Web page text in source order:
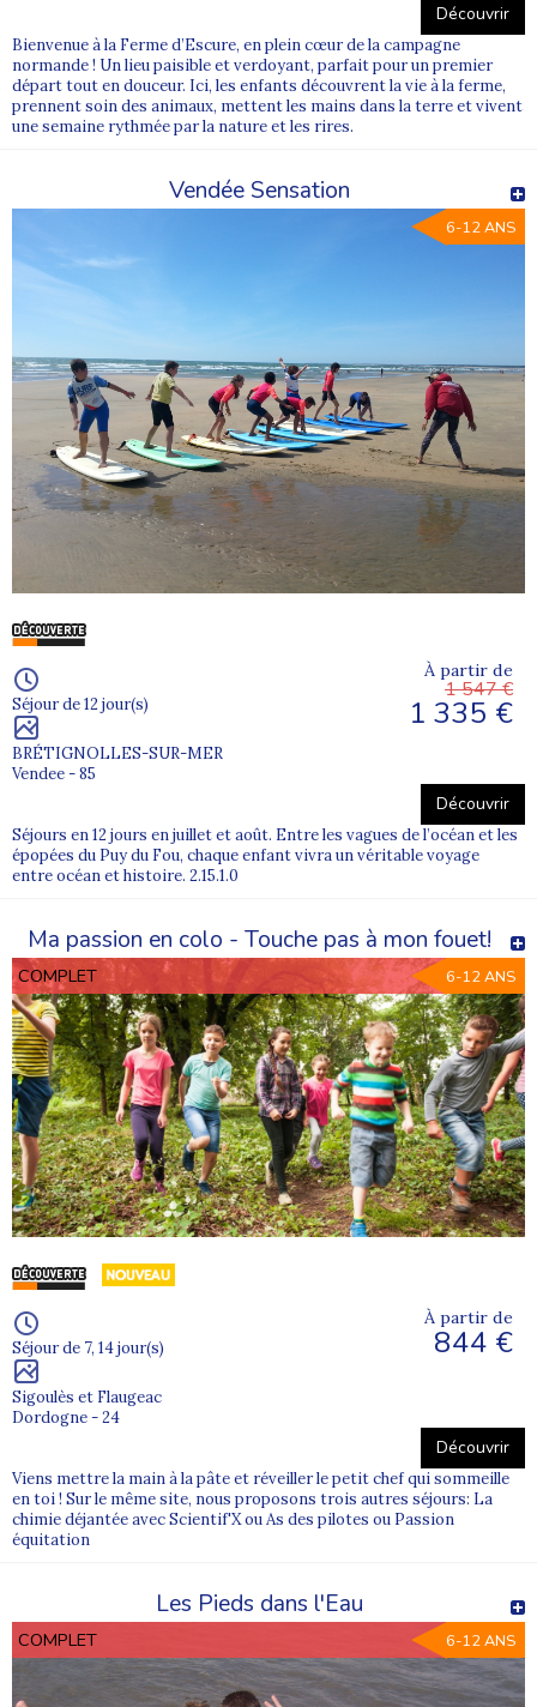
Découvrir
Bienvenue à la Ferme d’Escure, en plein cœur de la campagne
normande ! Un lieu paisible et verdoyant, parfait pour un premier
départ tout en douceur. Ici, les enfants découvrent la vie à la ferme,
prennent soin des animaux, mettent les mains dans la terre et vivent
une semaine rythmée par la nature et les rires.
Vendée Sensation
6-12 ANS
Séjour de 12 jour(s)
BRÉTIGNOLLES-SUR-MER
Vendee - 85
À partir de
1 547 €
1 335 €
Découvrir
Séjours en 12 jours en juillet et août. Entre les vagues de l’océan et les
épopées du Puy du Fou, chaque enfant vivra un véritable voyage
entre océan et histoire. 2.15.1.0
Ma passion en colo - Touche pas à mon fouet!
COMPLET 6-12 ANS
Séjour de 7, 14 jour(s)
Sigoulès et Flaugeac
Dordogne - 24
À partir de
844 €
Découvrir
Viens mettre la main à la pâte et réveiller le petit chef qui sommeille
en toi ! Sur le même site, nous proposons trois autres séjours: La
chimie déjantée avec Scientif'X ou As des pilotes ou Passion
équitation
Les Pieds dans l'Eau
COMPLET 6-12 ANS